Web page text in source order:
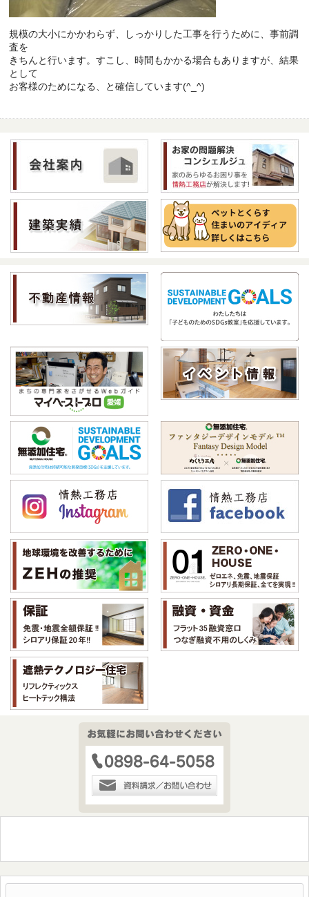
規模の大小にかかわらず、しっかりした工事を行うために、事前調
査を
きちんと行います。すこし、時間もかかる場合もありますが、結果
として
お客様のためになる、と確信しています(^_^)